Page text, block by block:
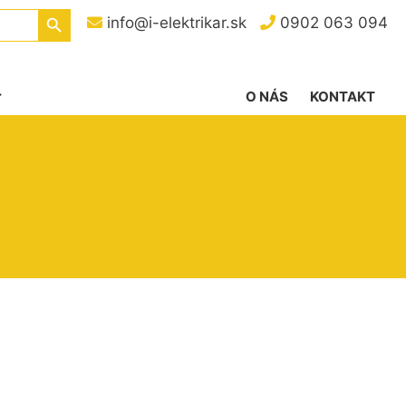
info@i-elektrikar.sk 0902 063 094
Search Button
KONTAKT
O NÁS